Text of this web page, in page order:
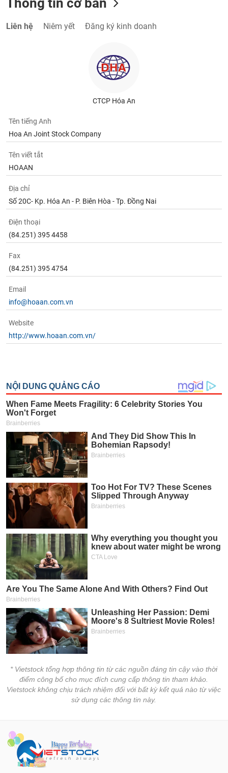
Thông tin cơ bản
Liên hệ Niêm yết Đăng ký kinh doanh
CTCP Hóa An
Tên tiếng Anh
Hoa An Joint Stock Company
Tên viết tắt
HOAAN
Địa chỉ
Số 20C- Kp. Hóa An - P. Biên Hòa - Tp. Đồng Nai
Điện thoại
(84.251) 395 4458
Fax
(84.251) 395 4754
Email
info@hoaan.com.vn
Website
http://www.hoaan.com.vn/
* Vietstock tổng hợp thông tin từ các nguồn đáng tin cậy vào thời
điểm công bố cho mục đích cung cấp thông tin tham khảo.
Vietstock không chịu trách nhiệm đối với bất kỳ kết quả nào từ việc
sử dụng các thông tin này.